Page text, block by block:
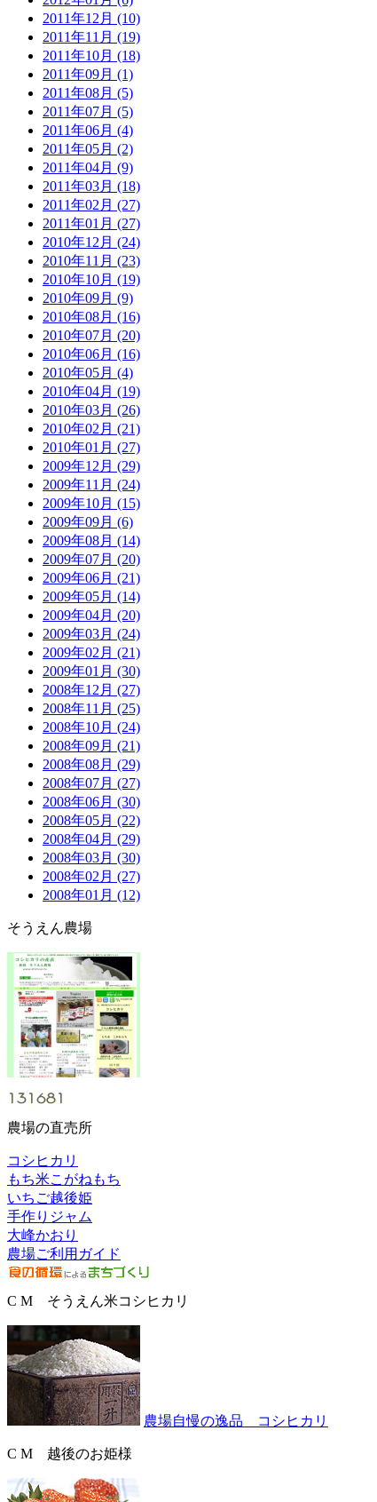
2011年12月 (10)
2011年11月 (19)
2011年10月 (18)
2011年09月 (1)
2011年08月 (5)
2011年07月 (5)
2011年06月 (4)
2011年05月 (2)
2011年04月 (9)
2011年03月 (18)
2011年02月 (27)
2011年01月 (27)
2010年12月 (24)
2010年11月 (23)
2010年10月 (19)
2010年09月 (9)
2010年08月 (16)
2010年07月 (20)
2010年06月 (16)
2010年05月 (4)
2010年04月 (19)
2010年03月 (26)
2010年02月 (21)
2010年01月 (27)
2009年12月 (29)
2009年11月 (24)
2009年10月 (15)
2009年09月 (6)
2009年08月 (14)
2009年07月 (20)
2009年06月 (21)
2009年05月 (14)
2009年04月 (20)
2009年03月 (24)
2009年02月 (21)
2009年01月 (30)
2008年12月 (27)
2008年11月 (25)
2008年10月 (24)
2008年09月 (21)
2008年08月 (29)
2008年07月 (27)
2008年06月 (30)
2008年05月 (22)
2008年04月 (29)
2008年03月 (30)
2008年02月 (27)
2008年01月 (12)
そうえん農場
農場の直売所
コシヒカリ
もち米こがねもち
いちご越後姫
手作りジャム
大峰かおり
農場ご利用ガイド
C M そうえん米コシヒカリ
農場自慢の逸品 コシヒカリ
C M 越後のお姫様